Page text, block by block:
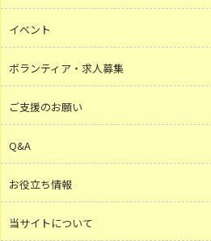
イベント
ボランティア・求人募集
ご支援のお願い
Q&A
お役立ち情報
当サイトについて